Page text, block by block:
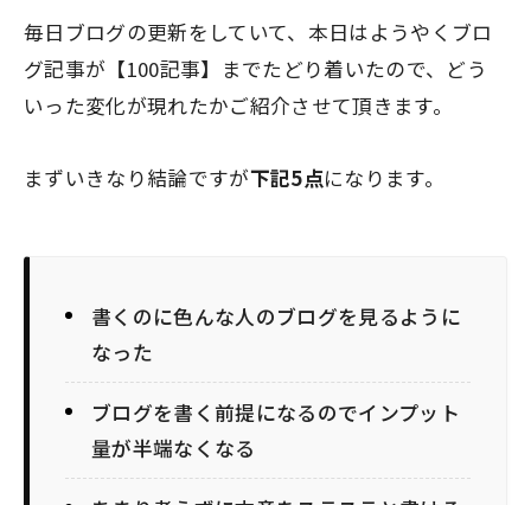
毎日ブログの更新をしていて、本日はようやくブロ
グ記事が 【100記事】
までたどり着いたので、どう
いった変化が現れたかご紹介させて頂きます。
まずいきなり結論ですが下記5点になります。
書くのに色んな人のブログを見るように
なった
ブログを書く前提になるのでインプット
量が半端なくなる